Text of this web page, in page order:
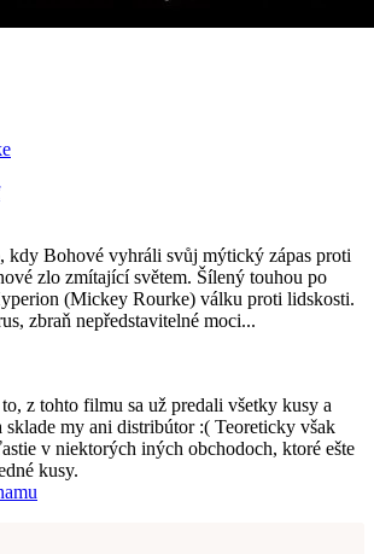
kdy Bohové vyhráli svůj mýtický zápas proti
zlo zmítající světem. Šílený touhou po
(Mickey Rourke) válku proti lidskosti.
zbraň nepředstavitelné moci...
z tohto filmu sa už predali všetky kusy a
sklade my ani distribútor :( Teoreticky však
v niektorých iných obchodoch, ktoré ešte
kusy.